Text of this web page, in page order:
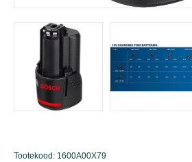
Tootekood: 1600A00X79